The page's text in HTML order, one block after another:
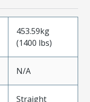
453.59kg
(1400 lbs)
N/A
Straight